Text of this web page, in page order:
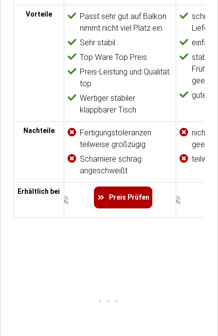
Vorteile
Passt sehr gut auf Balkon
nimmt nicht viel Platz ein
Sehr stabil
Top Ware Top Preis
Preis-Leistung und Qualität
top
Wertiger stabiler
klappbarer Tisch
stabil
gute
Nachteile
Fertigungstoleranzen
teilweise großzügig
Scharniere schräg
angeschweißt
nicht
Erhältlich bei
Preis Prüfen